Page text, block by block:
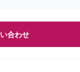
合わせ